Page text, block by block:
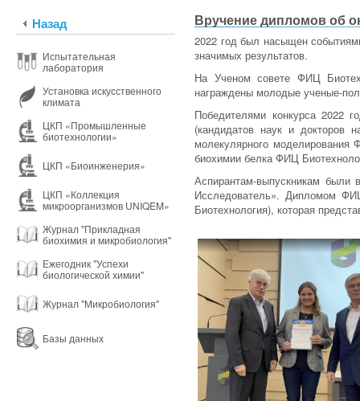
Назад
Испытательная
лаборатория
Установка искусственного
климата
ЦКП «Промышленные
биотехнологии»
ЦКП «Биоинженерия»
ЦКП «Коллекция
микроорганизмов UNIQEM»
Журнал "Прикладная
биохимия и микробиология"
Ежегодник "Успехи
биологической химии"
Журнал "Микробиология"
Базы данных
Вручение дипломов об
2022 год был насыщен
значимых результатов.
На Ученом совете ФИЦ
награждены молодые ученые-
Победителями конкурса 2022
(кандидатов наук и
молекулярного
биохимии белка ФИЦ
Аспирантам-выпускникам были
Исследователь». Дипломом
Биотехнология), которая